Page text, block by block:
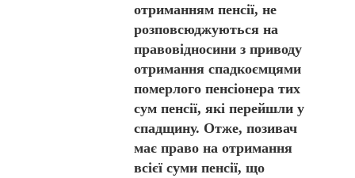
отриманням пенсії, не
розповсюджуються на
правовідносини з приводу
отримання спадкоємцями
померлого пенсіонера тих
сум пенсії, які перейшли у
спадщину. Отже, позивач
має право на отримання
всієї суми пенсії, що